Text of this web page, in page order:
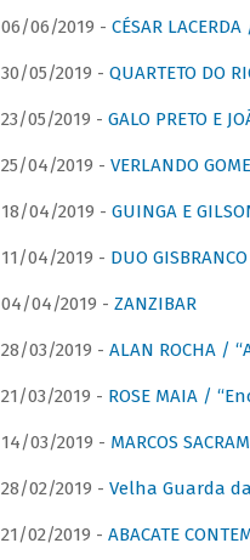
06/06/2019 - CÉSAR
30/05/2019 - QUARTETO DO
23/05/2019 - GALO PRETO E
25/04/2019 - VERLANDO
18/04/2019 - GUINGA E
11/04/2019 - DUO
04/04/2019 - ZANZIBAR
28/03/2019 - ALAN ROCHA /
21/03/2019 - ROSE MAIA /
14/03/2019 - MARCOS
28/02/2019 - Velha Guarda
21/02/2019 - ABACATE